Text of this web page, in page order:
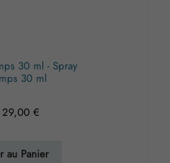
30 ml - Spray
30 ml
29,00 €
au Panier